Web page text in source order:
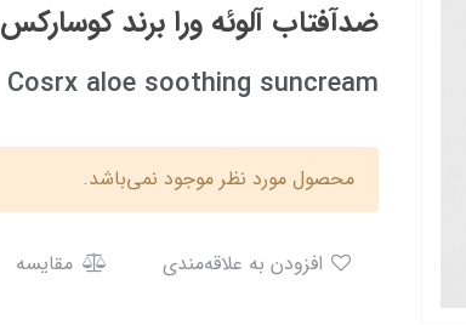
ضدآفتاب آلوئه ورا برند کوسارکس
Cosrx aloe soothing suncream
محصول مورد نظر موجود نمی‌باشد.
مقایسه